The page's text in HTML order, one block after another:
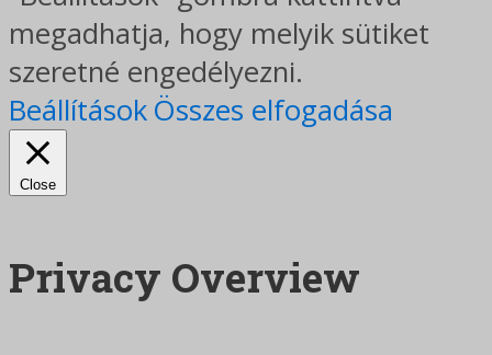
megadhatja, hogy melyik sütiket
szeretné engedélyezni.
Beállítások Összes elfogadása
Close
Privacy Overview